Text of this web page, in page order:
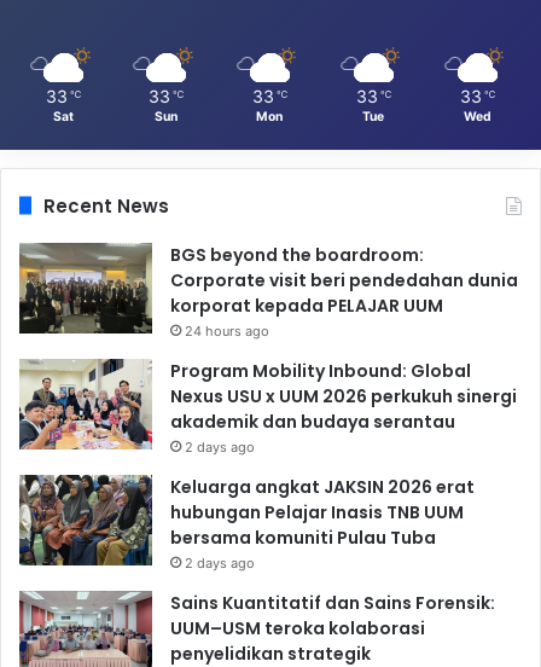
33 ℃
Sat
33 ℃
Sun
33 ℃
Mon
33 ℃
Tue
33 ℃
Wed
Recent News
BGS beyond the boardroom:
Corporate visit beri pendedahan dunia
korporat kepada PELAJAR UUM
24 hours ago
Program Mobility Inbound: Global
Nexus USU x UUM 2026 perkukuh sinergi
akademik dan budaya serantau
2 days ago
Keluarga angkat JAKSIN 2026 erat
hubungan Pelajar Inasis TNB UUM
bersama komuniti Pulau Tuba
2 days ago
Sains Kuantitatif dan Sains Forensik:
UUM–USM teroka kolaborasi
penyelidikan strategik